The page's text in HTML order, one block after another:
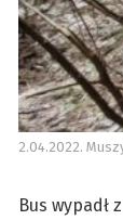
2.04.2022.
Bus wypadł